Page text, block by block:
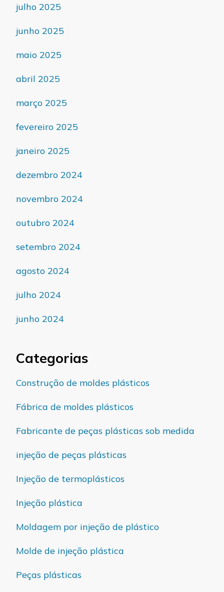
julho 2025
junho 2025
maio 2025
abril 2025
março 2025
fevereiro 2025
janeiro 2025
dezembro 2024
novembro 2024
outubro 2024
setembro 2024
agosto 2024
julho 2024
junho 2024
Categorias
Construção de moldes plásticos
Fábrica de moldes plásticos
Fabricante de peças plásticas sob medida
injeção de peças plásticas
Injeção de termoplásticos
Injeção plástica
Moldagem por injeção de plástico
Molde de injeção plástica
Peças plásticas